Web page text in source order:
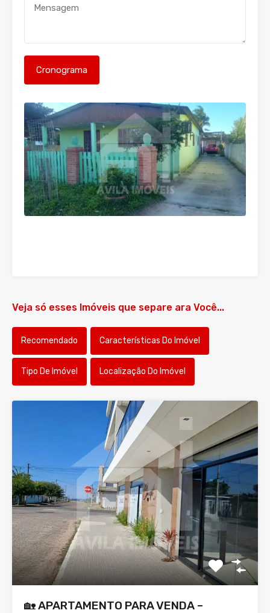
Veja só esses Imóveis que separe ara Você...
Recomendado Características Do Imóvel
Tipo De Imóvel Localização Do Imóvel
🏡 APARTAMENTO PARA VENDA –